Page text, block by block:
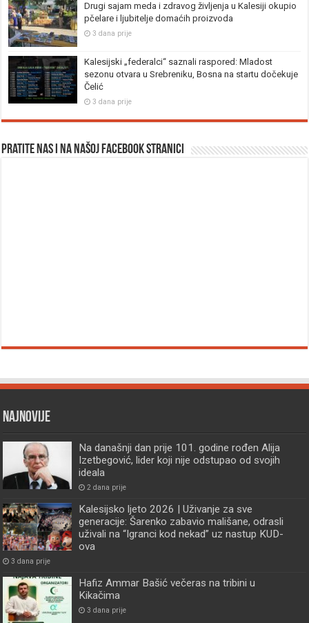
Drugi sajam meda i zdravog življenja u Kalesiji okupio
pčelare i ljubitelje domaćih proizvoda
3 dana prije
Kalesijski „federalci“ saznali raspored: Mladost
sezonu otvara u Srebreniku, Bosna na startu dočekuje
Čelić
3 dana prije
Pratite nas i na našoj facebook stranici
Najnovije
Na današnji dan prije 101. godine rođen Alija
Izetbegović, lider koji nije odstupao od svojih
ideala
2 dana prije
Kalesijsko ljeto 2026 | Uživanje za sve
generacije: Šarenko zabavio mališane, odrasli
uživali na “Igranci kod nekad” uz nastup KUD-
ova
3 dana prije
Hafiz Ammar Bašić večeras na tribini u
Kikačima
3 dana prije